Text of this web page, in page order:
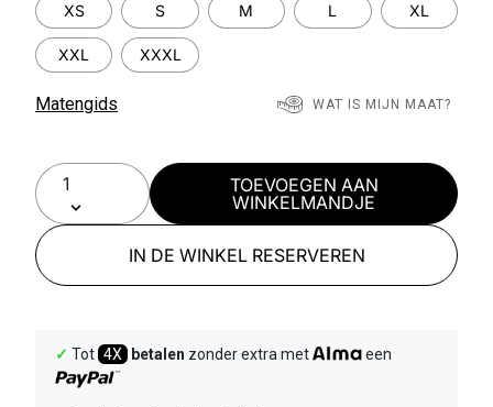
XS S M L XL
XXL XXXL
Matengids WAT IS MIJN MAAT?
TOEVOEGEN AAN
WINKELMANDJE
IN DE WINKEL RESERVEREN
✓ Tot 4X betalen zonder extra met een